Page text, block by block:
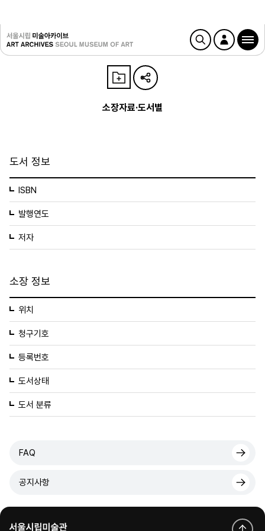
소장자료·도서별
도서 정보
ISBN
발행연도
저자
소장 정보
위치
청구기호
등록번호
도서상태
도서 분류
FAQ
공지사항